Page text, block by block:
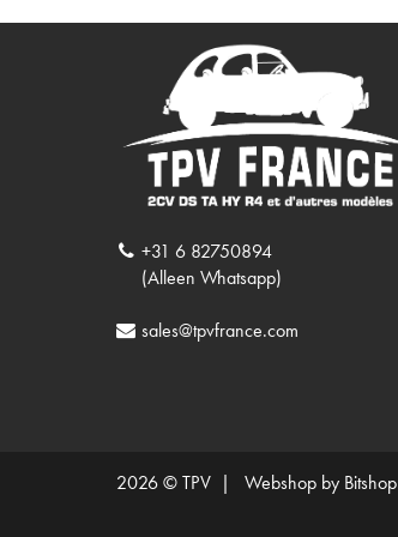
+31 6 82750894
(Alleen Whatsapp)
sales@tpvfrance.com
2026 © TPV | Webshop by Bitshop